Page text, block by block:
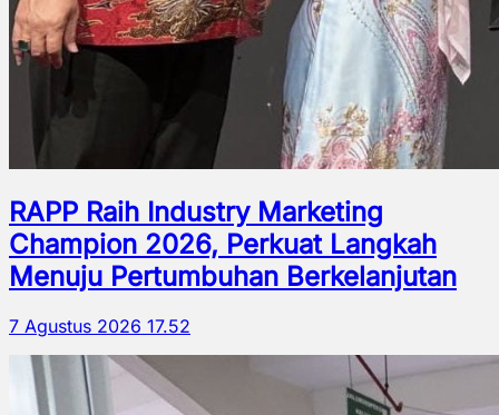
RAPP Raih Industry Marketing
Champion 2026, Perkuat Langkah
Menuju Pertumbuhan Berkelanjutan
7 Agustus 2026 17.52